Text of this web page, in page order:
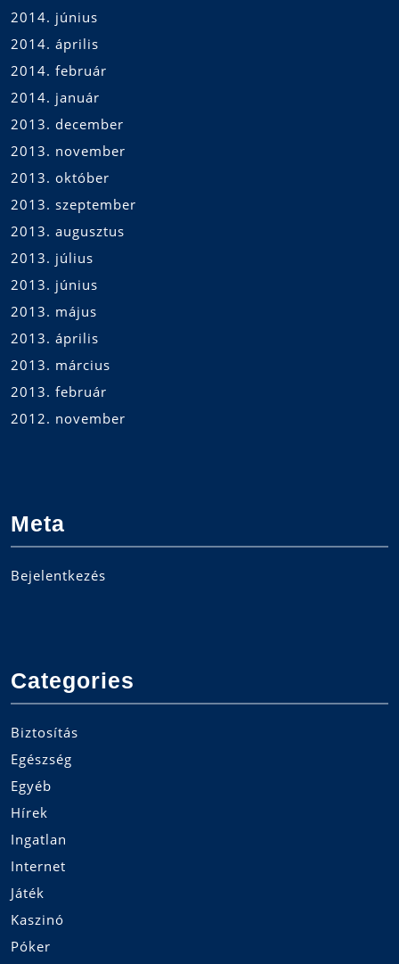
2014. június
2014. április
2014. február
2014. január
2013. december
2013. november
2013. október
2013. szeptember
2013. augusztus
2013. július
2013. június
2013. május
2013. április
2013. március
2013. február
2012. november
Meta
Bejelentkezés
Categories
Biztosítás
Egészség
Egyéb
Hírek
Ingatlan
Internet
Játék
Kaszinó
Póker